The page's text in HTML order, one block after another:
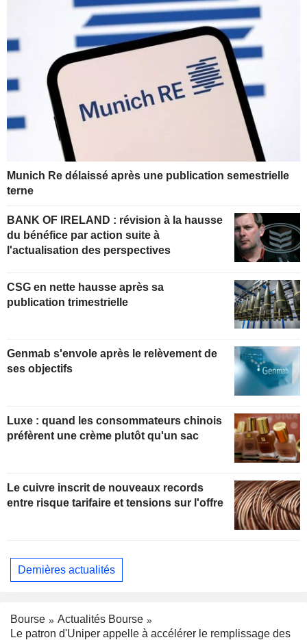
Munich Re délaissé après une publication semestrielle
terne
BANK OF IRELAND : révision à la hausse
du bénéfice par action suite à
l'actualisation des perspectives
CSG en nette hausse après sa
publication trimestrielle
Genmab s'envole après le relèvement de
ses objectifs
Luxe : quand les consommateurs chinois
préfèrent une crème plutôt qu'un sac
Le cuivre inscrit de nouveaux records
entre risque tarifaire et tensions sur l'offre
Dernières actualités
Bourse
Actualités Bourse
Le patron d'Uniper appelle à accélérer le remplissage des